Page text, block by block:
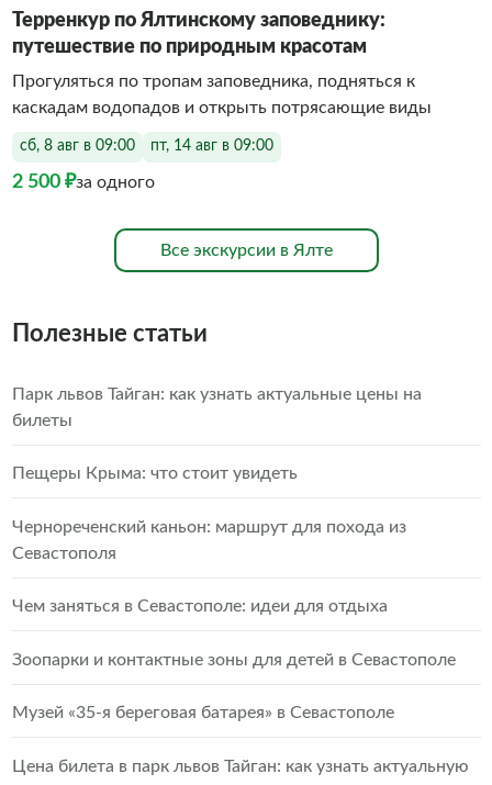
Терренкур по Ялтинскому заповеднику:
путешествие по природным красотам
Прогуляться по тропам заповедника, подняться к
каскадам водопадов и открыть потрясающие виды
сб, 8 авг в 09:00 пт, 14 авг в 09:00
2 500 ₽за одного
Все экскурсии в Ялте
Полезные статьи
Парк львов Тайган: как узнать актуальные цены на
билеты
Пещеры Крыма: что стоит увидеть
Чернореченский каньон: маршрут для похода из
Севастополя
Чем заняться в Севастополе: идеи для отдыха
Зоопарки и контактные зоны для детей в Севастополе
Музей «35-я береговая батарея» в Севастополе
Цена билета в парк львов Тайган: как узнать актуальную